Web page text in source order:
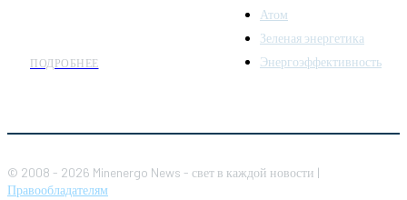
ПОДРОБНЕЕ
Атом
Зеленая энергетика
Энергоэффективность
© 2008 - 2026 Minenergo News - свет в каждой новости |
Правообладателям